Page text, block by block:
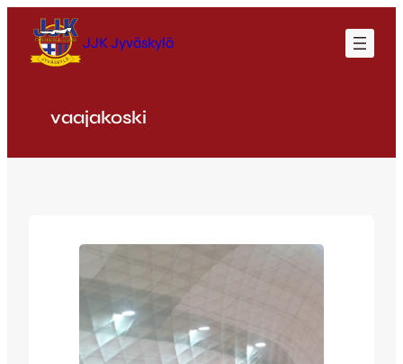
sisältöön
JJK Jyväskylä
vaajakoski